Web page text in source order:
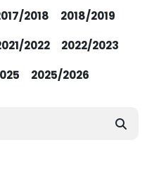
2018
2018/2019
2022
2022/2023
2025/2026